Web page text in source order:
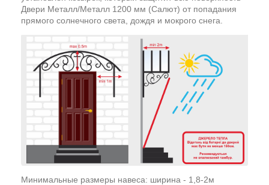
Двери Металл/Металл 1200 мм (Салют) от попадания
прямого солнечного света, дождя и мокрого снега.
Минимальные размеры навеса: ширина - 1,8-2м